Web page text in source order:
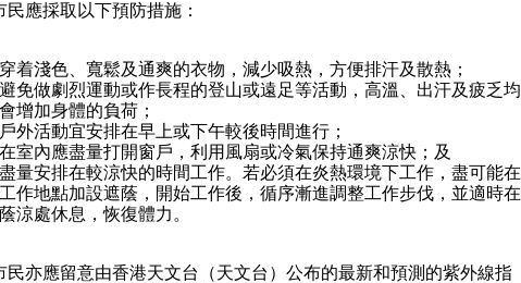
採取以下預防措施：
穿着淺色、寬鬆及通爽的衣物，減少吸熱，方便排汗及散熱；
避免做劇烈運動或作長程的登山或遠足等活動，高溫、出汗及疲乏均
會增加身體的負荷；
戶外活動宜安排在早上或下午較後時間進行；
在室內應盡量打開窗戶，利用風扇或冷氣保持通爽涼快；及
盡量安排在較涼快的時間工作。若必須在炎熱環境下工作，盡可能在
工作地點加設遮蔭，開始工作後，循序漸進調整工作步伐，並適時在
蔭涼處休息，恢復體力。
應留意由香港天文台（天文台）公布的最新和預測的紫外線指